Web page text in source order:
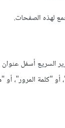
السريع أسفل
أو "كلمة